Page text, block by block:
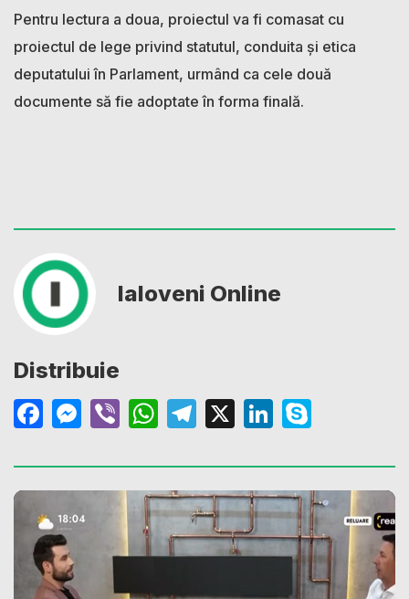
Pentru lectura a doua, proiectul va fi comasat cu
proiectul de lege privind statutul, conduita și etica
deputatului în Parlament, urmând ca cele două
documente să fie adoptate în forma finală.
Ialoveni Online
Distribuie
Facebook
Messenger
ViberWhatsApp
Telegram
X LinkedIn